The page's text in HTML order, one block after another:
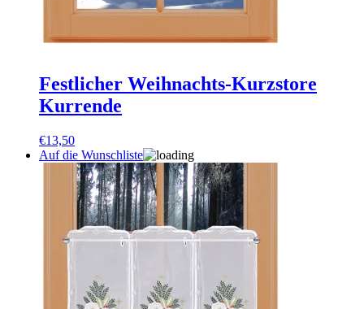
Festlicher Weihnachts-Kurzstore
Kurrende
€13,50
Auf die Wunschliste